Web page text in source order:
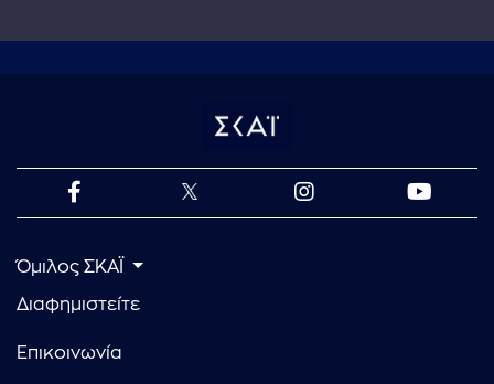
Όμιλος ΣΚΑΪ
Διαφημιστείτε
Επικοινωνία